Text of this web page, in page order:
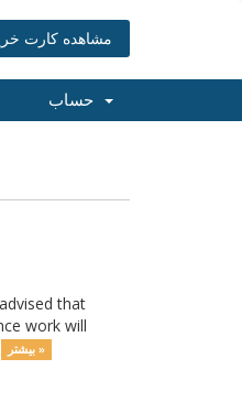
مشاهده کارت
that
work will
بیشتر »